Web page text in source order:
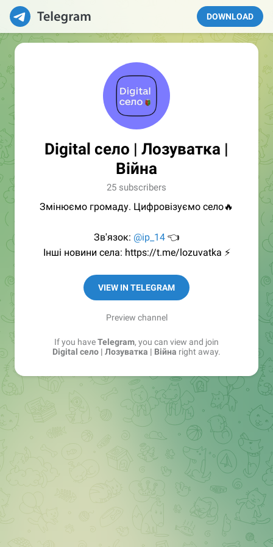
DOWNLOAD
Digital село | Лозуватка |
Війна
25 subscribers
Змінюємо громаду. Цифровізуємо село🔥
Зв'язок: @ip_14👈
Інші новини села: https://t.me/lozuvatka ⚡
VIEW IN TELEGRAM
Preview channel
If you haveTelegram, you can view and join
Digital село | Лозуватка | Війна right away.